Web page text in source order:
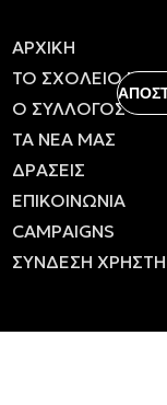
ΤΟ ΣΧΟΛΕΙΟ ΜΑΣ
Ο ΣΥΛΛΟΓΟΣ
ΑΡΧΙΚΗ
ΤΑ ΝΕΑ ΜΑΣ
ΔΡΑΣΕΙΣ
ΕΠΙΚΟΙΝΩΝΙΑ
CAMPAIGNS
ΣΥΝΔΕΣΗ ΧΡΗΣΤΗ